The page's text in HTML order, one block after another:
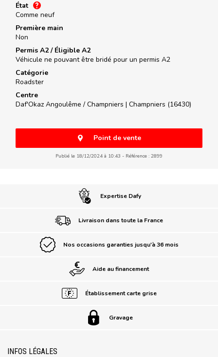
État
Comme neuf
Première main
Non
Permis A2 / Éligible A2
Véhicule ne pouvant être bridé pour un permis A2
Catégorie
Roadster
Centre
Daf'Okaz Angoulême / Champniers | Champniers (16430)
Point de vente
Publié le 18/12/2024 à 10:43 Référence : 2899
Expertise Dafy
Livraison dans toute la France
Nos occasions garanties jusqu'à 36 mois
Aide au financement
Établissement carte grise
Gravage
INFOS LÉGALES